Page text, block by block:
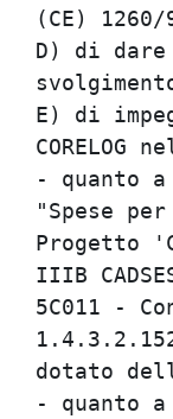
(CE) 1260/
D) di
E) di
- quanto
"Spese
Progetto
IIIB
5C011 -
dotato
- quanto